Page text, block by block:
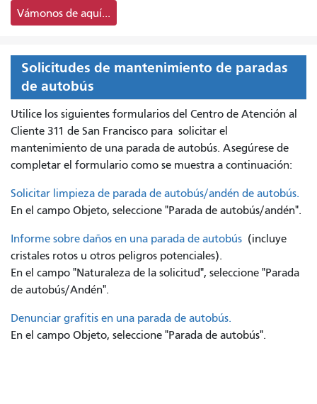
Vámonos de aquí...
Solicitudes de mantenimiento de paradas
de autobús
Utilice los siguientes formularios del Centro de Atención al
Cliente 311 de San Francisco para solicitar el
mantenimiento de una parada de autobús. Asegúrese de
completar el formulario como se muestra a continuación:
Solicitar limpieza de parada de autobús/andén de autobús.
En el campo Objeto, seleccione "Parada de autobús/andén".
Informe sobre daños en una parada de autobús (incluye
cristales rotos u otros peligros potenciales).
En el campo "Naturaleza de la solicitud", seleccione "Parada
de autobús/Andén".
Denunciar grafitis en una parada de autobús.
En el campo Objeto, seleccione "Parada de autobús".